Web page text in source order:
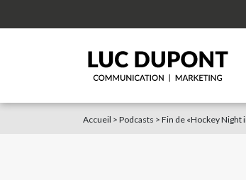
Accueil > Podcasts > Fin de «Hockey Night